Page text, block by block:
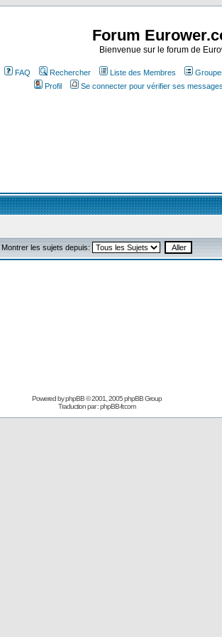
Forum
Bienvenue sur le forum de
FAQ Rechercher Liste des Membres
Profil
Se connecter pour vérifier ses
Montrer les sujets depuis:
Powered byphpBB© 2001, 2005 phpBB Group
Traduction par :phpBB-fr.com